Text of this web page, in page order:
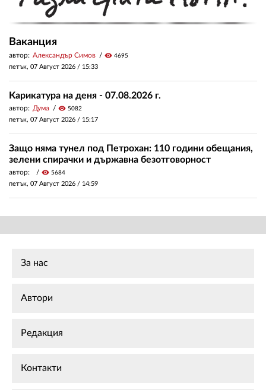
Ваканция
автор: Александър Симов visibility 4695
петък, 07 Август 2026 / 15:33
Карикатура на деня - 07.08.2026 г.
автор: Дума visibility 5082
петък, 07 Август 2026 / 15:17
Защо няма тунел под Петрохан: 110 години обещания,
зелени спирачки и държавна безотговорност
автор: visibility 5684
петък, 07 Август 2026 / 14:59
За нас
Автори
Редакция
Контакти